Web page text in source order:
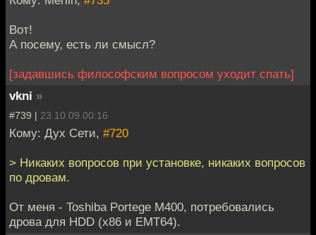
Вот!
А посему, есть ли смысл?
[задавшись философским вопросом уходит спать]
vkni »
#739 | 23.10.09 00:16
Кому: Дух Сети, #720
> Никаких вопросов при установке, никаких вопросов
по дровам.
От меня - Toshiba Portege M400, потребовались
дрова для HDD (x86 и EMT64).